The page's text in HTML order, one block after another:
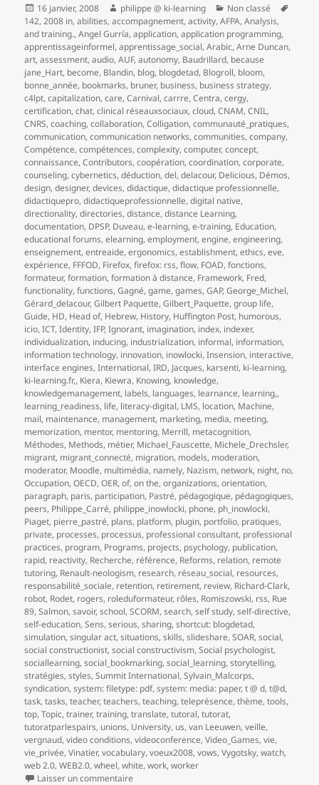
Publié
le
16 janvier, 2008 Auteur
philippe @ ki-learning Catégories
Non classé
142,2008 in,abilities,accompagnement,activity,AFPA,Analysis,
and training.,Angel Gurría,application,application programming,
apprentissageinformel,apprentissage_social,Arabic,Arne Duncan,
art,assessment,audio,AUF,autonomy, Baudrillard, because
jane_Hart, become, Blandin, blog, blogdetad, Blogroll, bloom,
bonne_année, bookmarks, bruner, business, business strategy,
c4lpt,capitalization,care,Carnival,carrre,Centra,cergy,
certification,chat,clinical réseauxsociaux,cloud,CNAM,CNIL,
CNRS,coaching,collaboration,Colligation,communauté_pratiques,
communication,communication networks,communities,company,
Compétence,compétences,complexity,computer,concept,
connaissance,Contributors,coopération,coordination,corporate,
counseling,cybernetics,déduction,del,delacour, Delicious, Démos,
design,designer,devices,didactique,didactique professionnelle,
didactiquepro,didactiqueprofessionnelle,digital native,
directionality,directories,distance,distance Learning,
documentation, DPSP, Duveau,e-learning,e-training, Education,
educational forums,elearning,employment,engine,engineering,
enseignement,entreaide,ergonomics,establishment,ethics,eve,
expérience, FFFOD, Firefox,firefox: rss,flow, FOAD,fonctions,
formateur,formation,formation à distance, Framework, Fred,
functionality,functions,Gagné,game,games,GAP,George_Michel,
Gérard_delacour,Gilbert Paquette,Gilbert_Paquette,group life,
Guide, HD, Head of, Hebrew, History, Huffington Post, humorous,
icio,ICT,Identity,IFP,Ignorant, imagination, index, indexer,
individualization, inducing, industrialization, informal, information,
information technology, innovation, inowlocki,Insension, interactive,
interface engines,International,IRD, Jacques, karsenti, ki-learning,
ki-learning.fr,, Kiera, Kiewra, Knowing, knowledge,
knowledgemanagement, labels, languages, learnance, learning,,
learning_readiness, life, literacy-digital, LMS, location, Machine,
mail, maintenance, management, marketing, media, meeting,
memorization, mentor, mentoring, Merrill, metacognition,
Méthodes, Methods, métier, Michael_Fauscette, Michele_Drechsler,
migrant, migrant_connecté, migration, models, moderation,
moderator, Moodle, multimédia, namely, Nazism, network, night, no,
Occupation,OECD,OER,of,on the,organizations,orientation,
paragraph, paris, participation, Pastré, pédagogique, pédagogiques,
peers, Philippe_Carré, philippe_inowlocki, phone, ph_inowlocki,
Piaget, pierre_pastré, plans, platform, plugin, portfolio, pratiques,
private, processes, processus, professional consultant, professional
practices, program, Programs, projects, psychology, publication,
rapid, reactivity, Recherche, référence, Reforms, relation, remote
tutoring, Renault-neologism, research, réseau_social, resources,
responsabilité_sociale, retention, retirement, review, Richard-Clark,
robot, Rodet, rogers, roleduformateur, rôles, Romiszowski, rss, Rue
89,Salmon,savoir,school,SCORM,search,self study,self-directive,
self-education,Sens,serious,sharing,shortcut: blogdetad,
simulation,singular act,situations,skills,slideshare,SOAR,social,
social constructionist,social constructivism,Social psychologist,
sociallearning,social_bookmarking,social_learning,storytelling,
stratégies,styles,Summit International,Sylvain_Malcorps,
syndication,system: filetype: pdf,system: media: paper,t @ d,t@d,
task,tasks,teacher,teachers,teaching,teleprésence,thème,tools,
top,Topic,trainer,training,translate,tutoral,tutorat,
tutoratparlespairs, unions, University, us,van Leeuwen,veille,
vergnaud,video conditions,videoconference,Video_Games,vie,
vie_privée,Vinatier,vocabulary,voeux2008,vows,Vygotsky,watch,
web 2.0,WEB2.0,wheel,white,work,worker
Laisser un commentaire